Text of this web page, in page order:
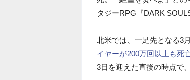
タジーRPG『DARK
北米では、一足先となる3
イヤーが200万回以上も死
3日を迎えた直後の時点で